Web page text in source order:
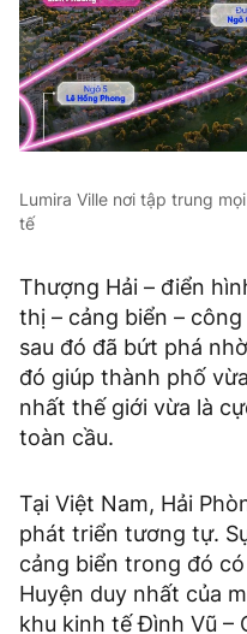
Lumira Ville nơi tập trung
tế
Thượng Hải – điển
thị – cảng biển –
sau đó đã bứt phá
đó giúp thành phố
nhất thế giới vừa là
toàn cầu.
Tại Việt Nam, Hải
phát triển tương tự.
cảng biển trong đó
Huyện duy nhất của
khu kinh tế Đình Vũ –